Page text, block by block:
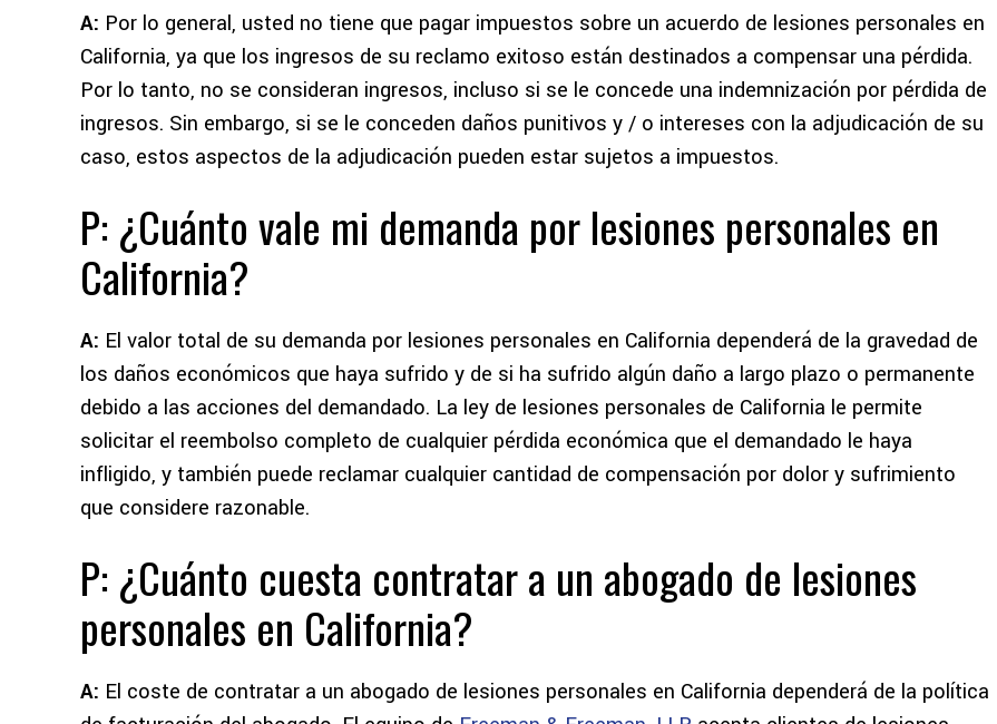
A: Por lo general, usted no tiene que pagar impuestos sobre un acuerdo de lesiones personales en
California, ya que los ingresos de su reclamo exitoso están destinados a compensar una pérdida.
Por lo tanto, no se consideran ingresos, incluso si se le concede una indemnización por pérdida de
ingresos. Sin embargo, si se le conceden daños punitivos y / o intereses con la adjudicación de su
caso, estos aspectos de la adjudicación pueden estar sujetos a impuestos.
P: ¿Cuánto vale mi demanda por lesiones personales en
California?
A: El valor total de su demanda por lesiones personales en California dependerá de la gravedad de
los daños económicos que haya sufrido y de si ha sufrido algún daño a largo plazo o permanente
debido a las acciones del demandado. La ley de lesiones personales de California le permite
solicitar el reembolso completo de cualquier pérdida económica que el demandado le haya
infligido, y también puede reclamar cualquier cantidad de compensación por dolor y sufrimiento
que considere razonable.
P: ¿Cuánto cuesta contratar a un abogado de lesiones
personales en California?
A: El coste de contratar a un abogado de lesiones personales en California dependerá de la política